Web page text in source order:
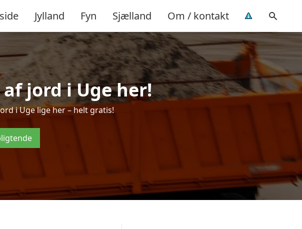
Jylland Fyn Sjælland Om / kontakt
jord i Uge her!
i Uge lige her – helt gratis!